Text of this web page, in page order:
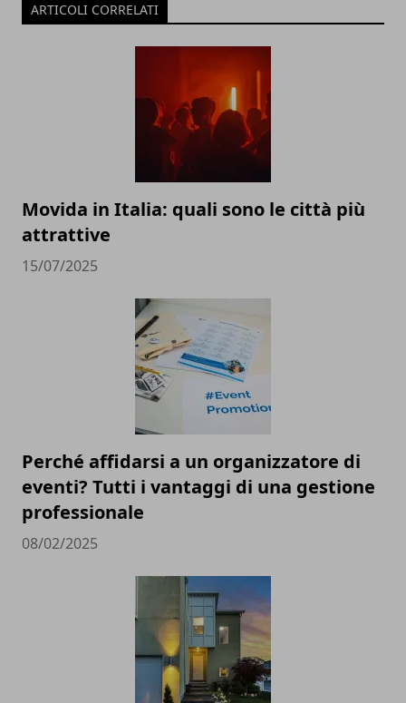
ARTICOLI CORRELATI
Movida in Italia: quali sono le città più
attrattive
15/07/2025
Perché affidarsi a un organizzatore di
eventi? Tutti i vantaggi di una gestione
professionale
08/02/2025